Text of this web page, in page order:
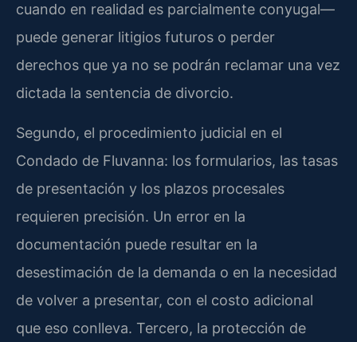
cuando en realidad es parcialmente conyugal—
puede generar litigios futuros o perder
derechos que ya no se podrán reclamar una vez
dictada la sentencia de divorcio.
Segundo, el procedimiento judicial en el
Condado de Fluvanna: los formularios, las tasas
de presentación y los plazos procesales
requieren precisión. Un error en la
documentación puede resultar en la
desestimación de la demanda o en la necesidad
de volver a presentar, con el costo adicional
que eso conlleva. Tercero, la protección de